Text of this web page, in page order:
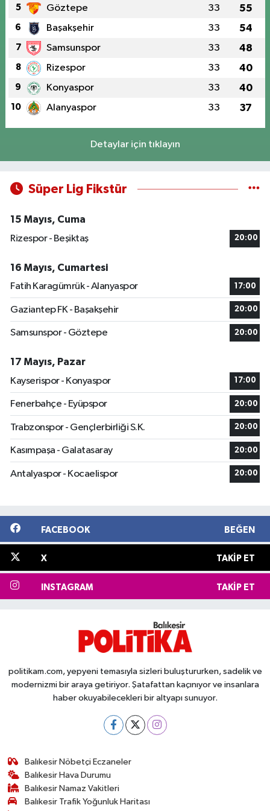
5 Göztepe 33 55
6 Başakşehir 33 54
7 Samsunspor 33 48
8 Rizespor 33 40
9 Konyaspor 33 40
10 Alanyaspor 33 37
Detaylar için tıklayın
Süper Lig Fikstür
15 Mayıs, Cuma
Rizespor - Beşiktaş
20:00
16 Mayıs, Cumartesi
Fatih Karagümrük - Alanyaspor
17:00
Gaziantep FK - Başakşehir 20:00
Samsunspor - Göztepe 20:00
17 Mayıs, Pazar
Kayserispor - Konyaspor
17:00
Fenerbahçe - Eyüpspor 20:00
Trabzonspor - Gençlerbirliği S.K. 20:00
Kasımpaşa - Galatasaray 20:00
Antalyaspor - Kocaelispor 20:00
FACEBOOK BEĞEN
X TAKIP ET
INSTAGRAM TAKIP ET
politikam.com, yepyeni temasıyla sizleri buluştururken, sadelik ve
modernizmi bir araya getiriyor. Şatafattan kaçınıyor ve insanlara
haber okuyabilecekleri bir altyapı sunuyor.
Balıkesir Nöbetçi Eczaneler
Balıkesir Hava Durumu
Balıkesir Namaz Vakitleri
Balıkesir Trafik Yoğunluk Haritası